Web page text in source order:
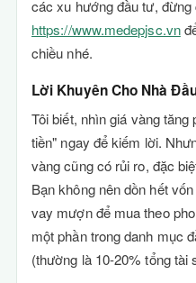
các xu hướng đầu tư, đừng
https://www.medepjsc.vn
chiều nhé.
Lời Khuyên Cho Nhà
Tôi biết, nhìn giá vàng
tiền" ngay để kiếm lời.
vàng cũng có rủi ro, đặc
Bạn không nên dồn hết
vay mượn để mua theo
một phần trong danh mục
(thường là 10-20% tổng tài